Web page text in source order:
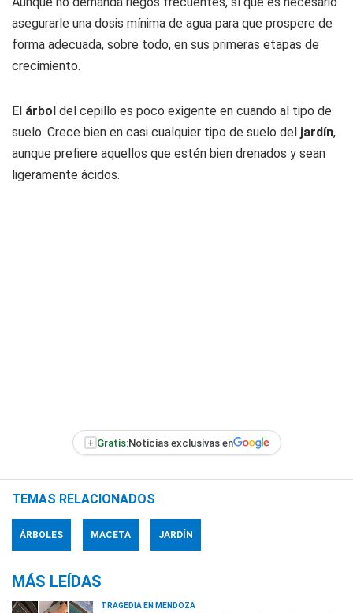
asegurarle una dosis mínima de agua para que prospere de
forma adecuada, sobre todo, en sus primeras etapas de
crecimiento.
El árbol del cepillo es poco exigente en cuando al tipo de
suelo. Crece bien en casi cualquier tipo de suelo del jardín,
aunque prefiere aquellos que estén bien drenados y sean
ligeramente ácidos.
+ Gratis:Noticias exclusivas en
TEMAS RELACIONADOS
ÁRBOLES MACETA JARDÍN
MÁS LEÍDAS
TRAGEDIA EN MENDOZA